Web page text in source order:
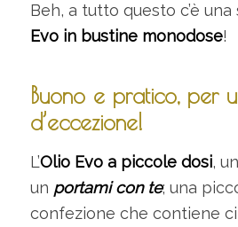
Beh, a tutto questo c’è una
Evo in bustine monodose!
Buono e pratico, per
d’eccezione!
L’Olio Evo a piccole dosi,
un portami con te; una
confezione che contiene